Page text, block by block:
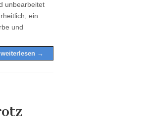
unbearbeitet
ein
und
weiterlesen →